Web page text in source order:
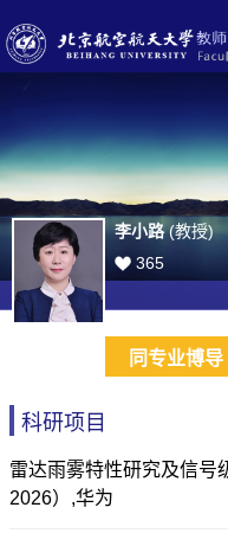
李小路(教授)
365
同专业博导
科研项目
雷达雨雾特性研究及信号
2026）,华为